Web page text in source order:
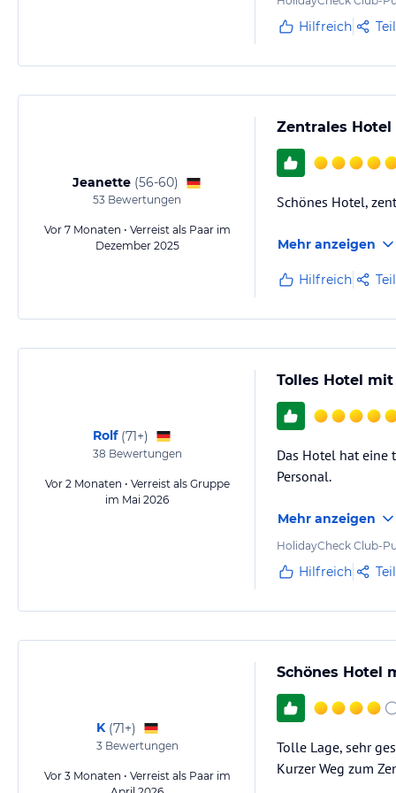
Hilfreich
Jeanette (56-60)
53 Bewertungen
Vor 7 Monaten • Verreist als Paar im
Dezember 2025
Zentrales
Schönes Hotel,
Mehr anzeigen
Hilfreich
Rolf (71+)
38 Bewertungen
Vor 2 Monaten • Verreist als Gruppe
im Mai 2026
Tolles Hotel
Das Hotel hat eine
Personal.
Mehr anzeigen
HolidayCheck Club-
Hilfreich
K (71+)
3Bewertungen
Vor 3 Monaten • Verreist als Paar im
Schönes Hotel
Tolle Lage, sehr
Kurzer Weg zum